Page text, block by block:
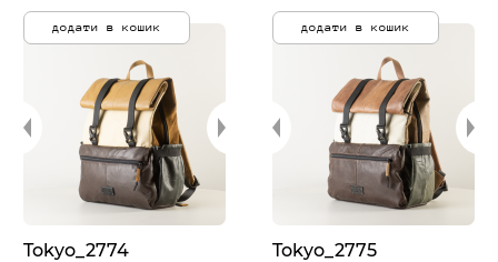
додати в кошик додати в кошик
Tokyo_2774 Tokyo_2775